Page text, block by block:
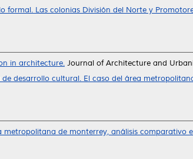
formal. Las colonias División del Norte y
in architecture. Journal of Architecture and
desarrollo cultural. El caso del área
metropolitana de monterrey, análisis comparativo